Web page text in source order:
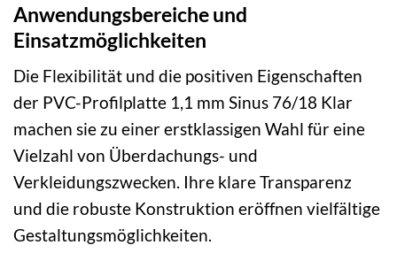
Anwendungsbereiche und
Einsatzmöglichkeiten
Die Flexibilität und die positiven Eigenschaften
der PVC-Profilplatte 1,1 mm Sinus 76/18 Klar
machen sie zu einer erstklassigen Wahl für eine
Vielzahl von Überdachungs- und
Verkleidungszwecken. Ihre klare Transparenz
und die robuste Konstruktion eröffnen vielfältige
Gestaltungsmöglichkeiten.